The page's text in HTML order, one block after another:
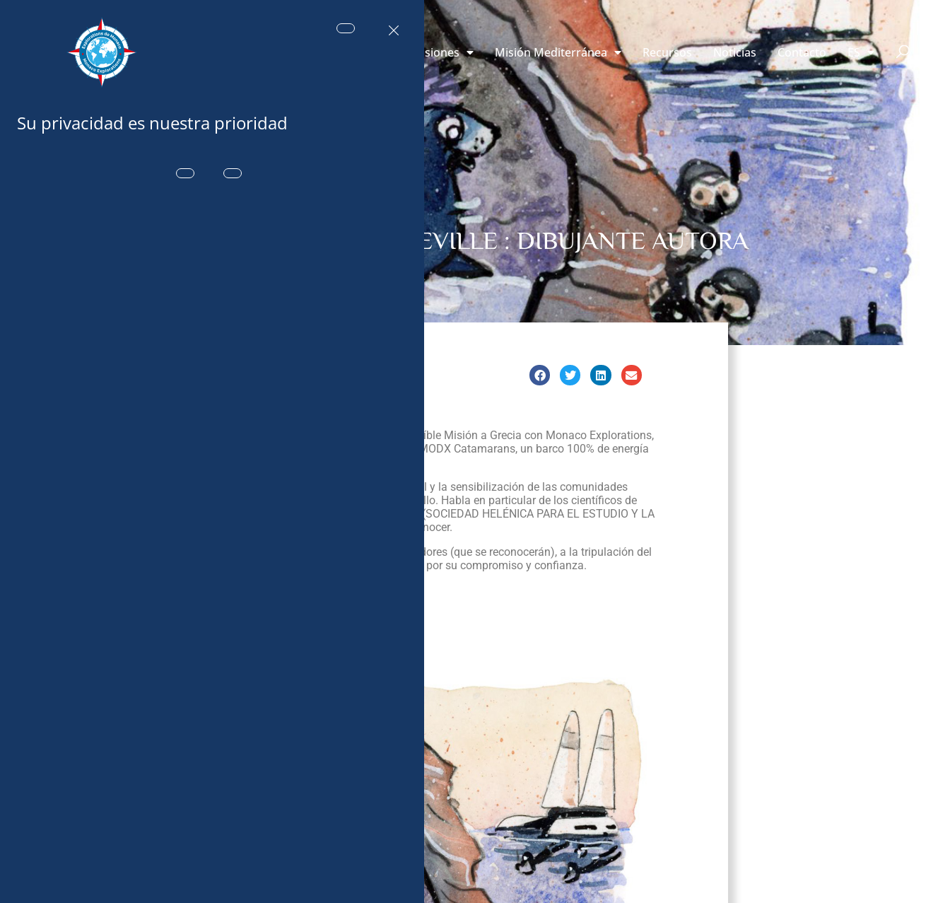
Misiones Misión Mediterránea Recursos Noticias Contacto ES
ANNE BENOLIEL DEFREVILLE : DIBUJANTE AUTORA
Como naturalista a bordo, tuve la suerte de participar en la increíble Misión a Grecia con Monaco Explorations,
dirigida por S.A.S. el Príncipe Alberto II de Mónaco, a bordo del MODX Catamarans, un barco 100% de energía
Este proyecto combina la ciencia, la diplomacia medioambiental y la sensibilización de las comunidades
locales… pero es la cría de foca de abajo quien mejor habla de ello. Habla en particular de los científicos de
Exofish Med, Mar 4 Past y CSM, de Plankton Planète y de Mom (SOCIEDAD HELÉNICA PARA EL ESTUDIO Y LA
PROTECCIÓN DE LA Foca Monje) a quienes tuve la suerte de conocer.
Gracias a Xavier PRACHE, a Noëlie Pansiot, a mis amigos trovadores (que se reconocerán), a la tripulación del
Galaxy y del Ganany y a todo el equipo de Monaco Explorations por su compromiso y confianza.